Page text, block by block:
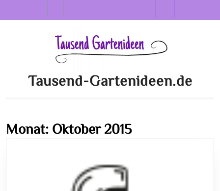
Open
Button
Tausend-Gartenideen.de
Monat: Oktober 2015